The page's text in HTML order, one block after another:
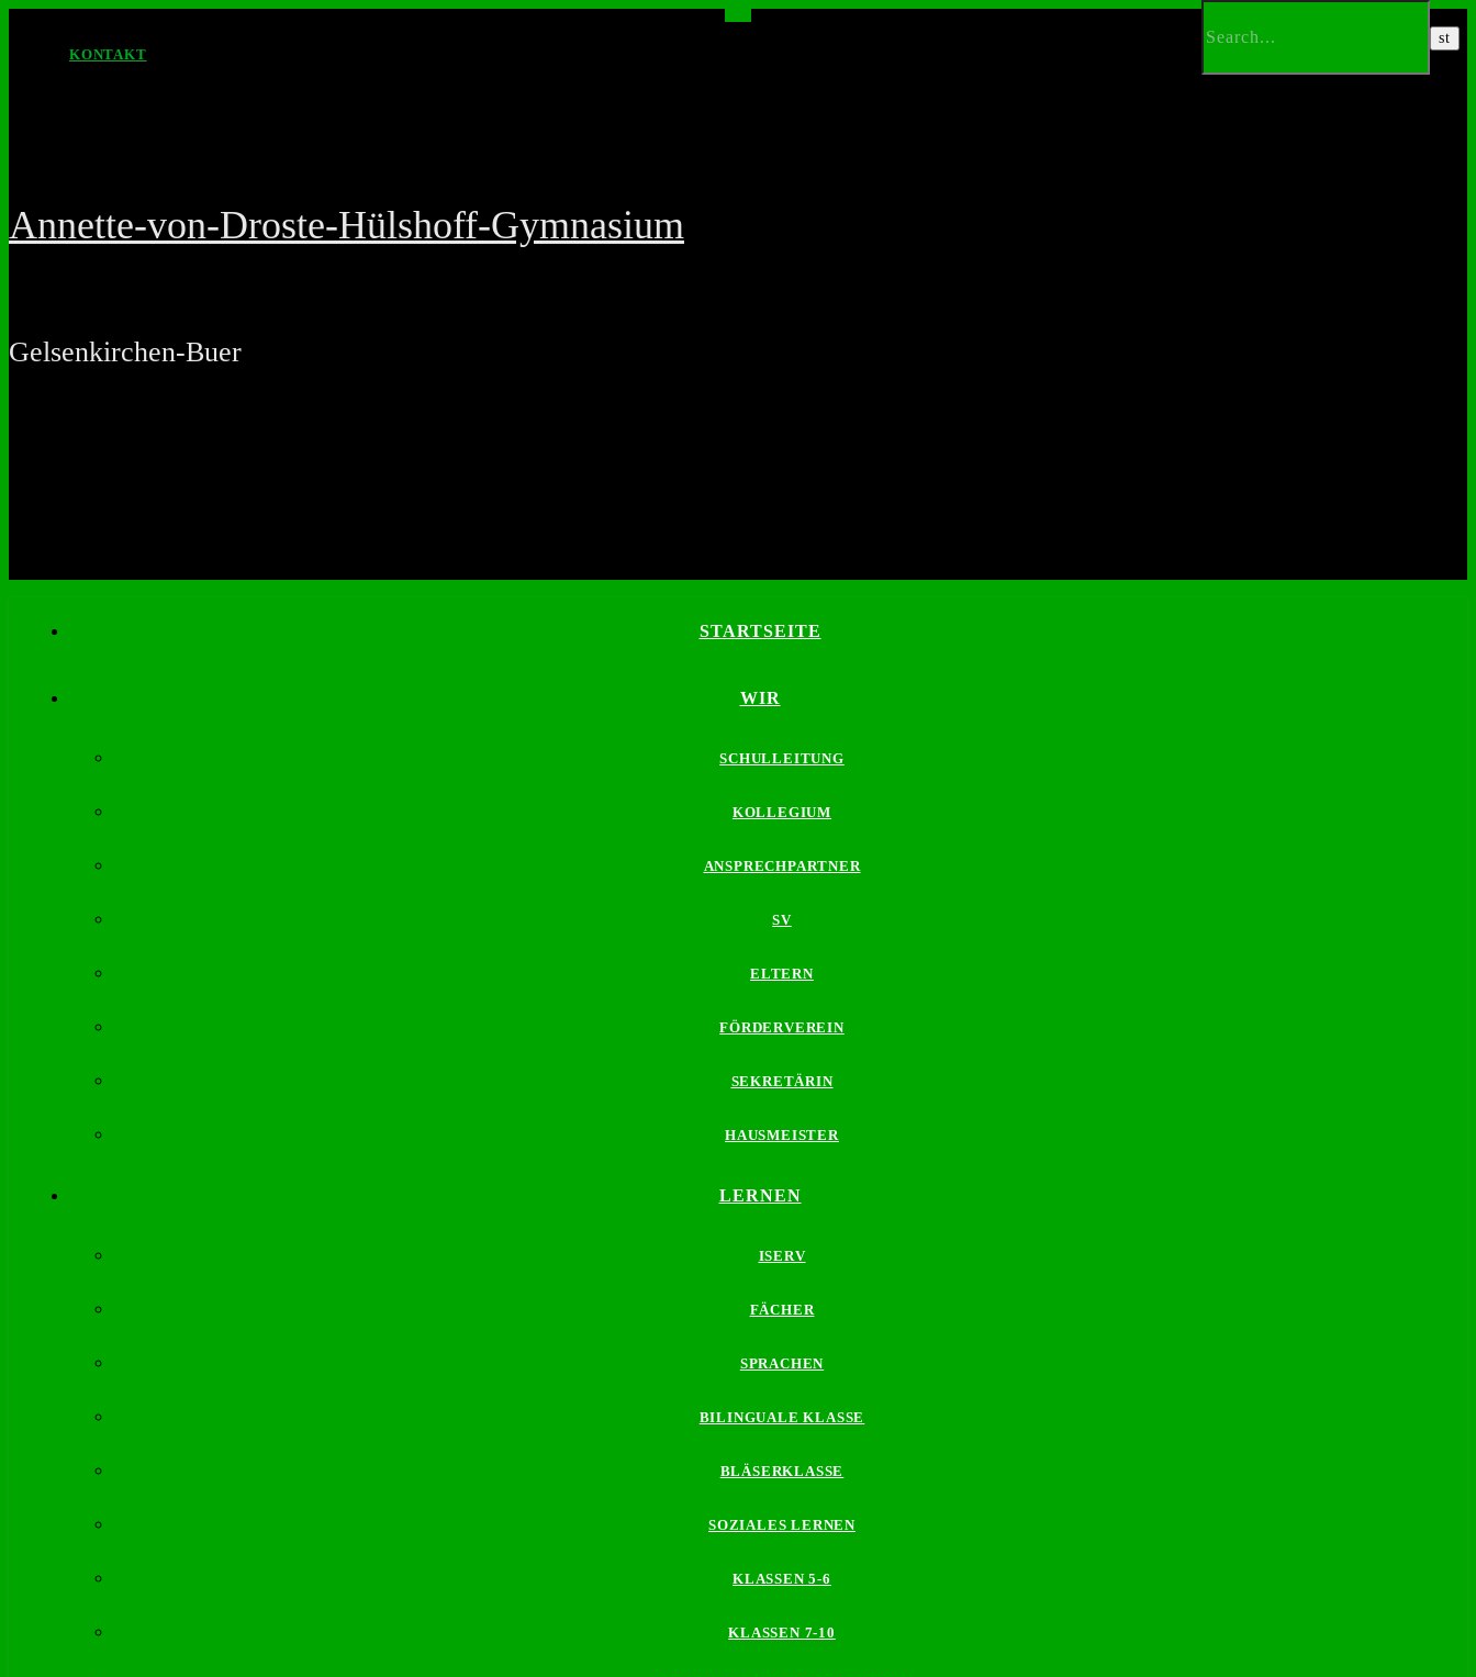
KONTAKT
Annette-von-Droste-Hülshoff-Gymnasium
Gelsenkirchen-Buer
STARTSEITE
WIR
SCHULLEITUNG
KOLLEGIUM
ANSPRECHPARTNER
SV
ELTERN
FÖRDERVEREIN
SEKRETÄRIN
HAUSMEISTER
LERNEN
ISERV
FÄCHER
SPRACHEN
BILINGUALE KLASSE
BLÄSERKLASSE
SOZIALES LERNEN
KLASSEN 5-6
KLASSEN 7-10